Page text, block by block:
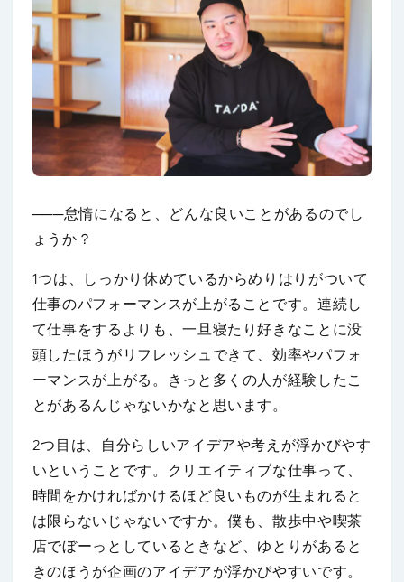
───怠惰になると、どんな良いことがあるのでし
ょうか？
1つは、しっかり休めているからめりはりがついて
仕事のパフォーマンスが上がることです。連続し
て仕事をするよりも、一旦寝たり好きなことに没
頭したほうがリフレッシュできて、効率やパフォ
ーマンスが上がる。きっと多くの人が経験したこ
とがあるんじゃないかなと思います。
2つ目は、自分らしいアイデアや考えが浮かびやす
いということです。クリエイティブな仕事って、
時間をかければかけるほど良いものが生まれると
は限らないじゃないですか。僕も、散歩中や喫茶
店でぼーっとしているときなど、ゆとりがあると
きのほうが企画のアイデアが浮かびやすいです。